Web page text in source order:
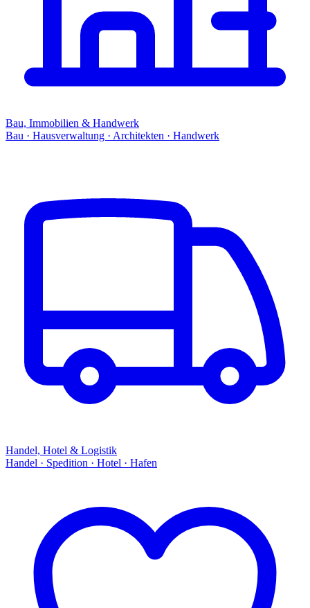
Bau, Immobilien & Handwerk
Bau · Hausverwaltung · Architekten · Handwerk
Handel, Hotel & Logistik
Handel · Spedition · Hotel · Hafen